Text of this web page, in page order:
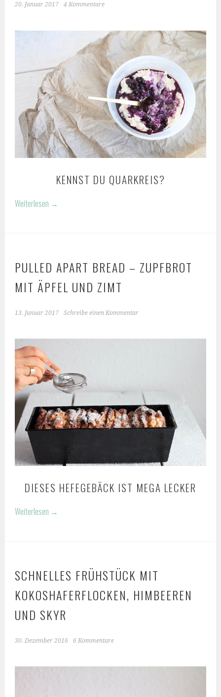
20. Januar 2017 4 Kommentare
KENNST DU QUARKREIS?
Weiterlesen →
PULLED APART BREAD – ZUPFBROT
MIT ÄPFEL UND ZIMT
13. Januar 2017 Schreibe einen Kommentar
DIESES HEFEGEBÄCK IST MEGA LECKER
Weiterlesen →
SCHNELLES FRÜHSTÜCK MIT
KOKOSHAFERFLOCKEN, HIMBEEREN
UND SKYR
30. Dezember 2016 6 Kommentare